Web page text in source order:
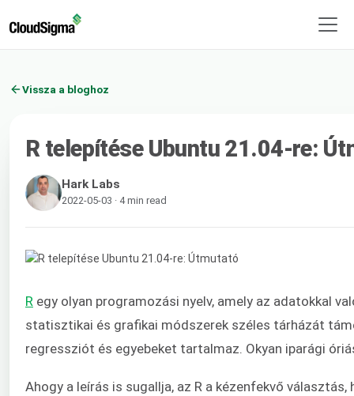
Vissza a bloghoz
R telepítése Ubuntu 21.04-re:
Hark Labs
2022-05-03 · 4 min read
R egy olyan programozási nyelv, amely az adatokkal
statisztikai és grafikai módszerek széles tárházát
regressziót és egyebeket tartalmaz. Okyan iparági
Ahogy a leírás is sugallja, az R a kézenfekvő